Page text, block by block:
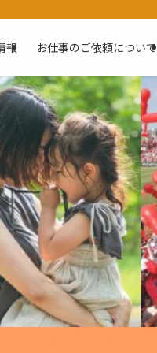
報 お仕事のご依頼について